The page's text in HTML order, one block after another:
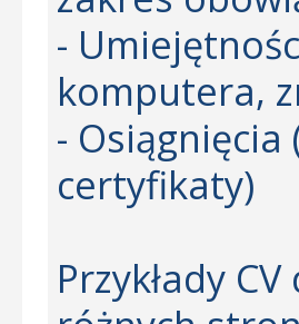
-
komputera,
-
certyfikaty)
Przykłady